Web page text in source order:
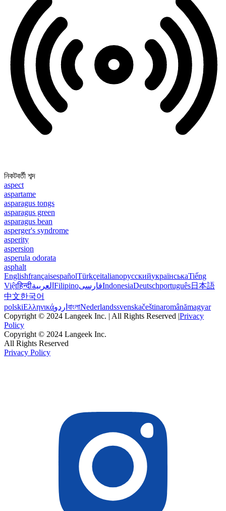
নিকটবর্তী শব্দ
aspect
aspartame
asparagus tongs
asparagus green
asparagus bean
asperger's syndrome
asperity
aspersion
asperula odorata
asphalt
EnglishfrançaisespañolTürkçeitalianoрусскийукраїнськаTiếng
Việtहिन्दीالعربية FilipinoفارسیIndonesiaDeutschportuguês日本語
中文한국어
polskiΕλληνικάاردو বাংলাNederlandssvenskačeštinaromânămagyar
Copyright © 2024 Langeek Inc. | All Rights Reserved |Privacy
Policy
Copyright © 2024 Langeek Inc.
All Rights Reserved
Privacy Policy